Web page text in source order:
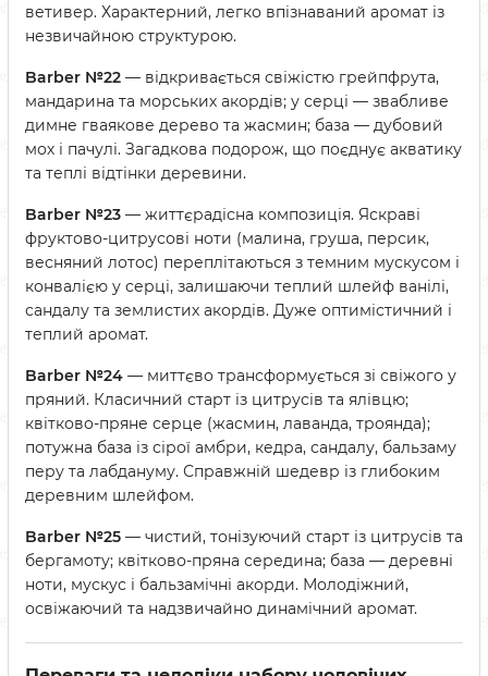
ветивер. Характерний, легко впізнаваний аромат із
незвичайною структурою.
Barber №22 — відкривається свіжістю грейпфрута,
мандарина та морських акордів; у серці — звабливе
димне гваякове дерево та жасмин; база — дубовий
мох і пачулі. Загадкова подорож, що поєднує акватику
та теплі відтінки деревини.
Barber №23 — життєрадісна композиція. Яскраві
фруктово-цитрусові ноти (малина, груша, персик,
весняний лотос) переплітаються з темним мускусом і
конвалією у серці, залишаючи теплий шлейф ванілі,
сандалу та землистих акордів. Дуже оптимістичний і
теплий аромат.
Barber №24 — миттєво трансформується зі свіжого у
пряний. Класичний старт із цитрусів та ялівцю;
квітково-пряне серце (жасмин, лаванда, троянда);
потужна база із сірої амбри, кедра, сандалу, бальзаму
перу та лабдануму. Справжній шедевр із глибоким
деревним шлейфом.
Barber №25 — чистий, тонізуючий старт із цитрусів та
бергамоту; квітково-пряна середина; база — деревні
ноти, мускус і бальзамічні акорди. Молодіжний,
освіжаючий та надзвичайно динамічний аромат.